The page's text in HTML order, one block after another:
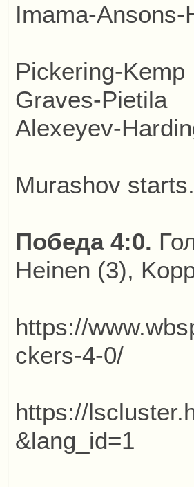
Imama-Ansons-
Pickering-Kemp
Graves-Pietila
Alexeyev-
Murashov starts.
Победа 4:0.
Heinen (3),
https://
ckers-4-0/
https://
&lang_id=1